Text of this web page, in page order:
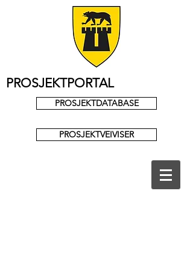
PROSJEKTPORTAL
PROSJEKTDATABASE
PROSJEKTVEIVISER